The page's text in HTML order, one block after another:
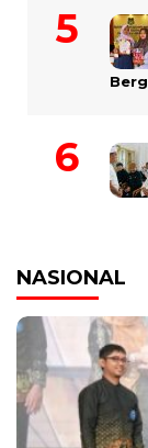
NASIONAL